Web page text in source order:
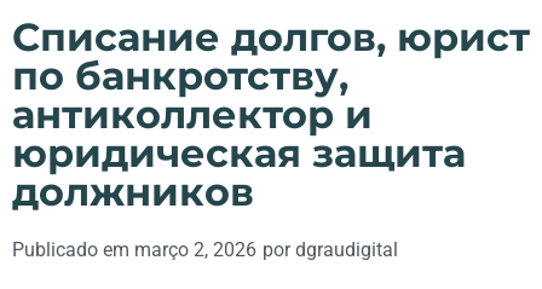
Списание долгов, юрист
по банкротству,
антиколлектор и
юридическая защита
должников
Publicado em março 2, 2026 pordgraudigital